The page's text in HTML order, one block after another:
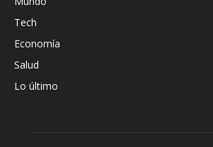
Tech
Economía
Salud
Lo último